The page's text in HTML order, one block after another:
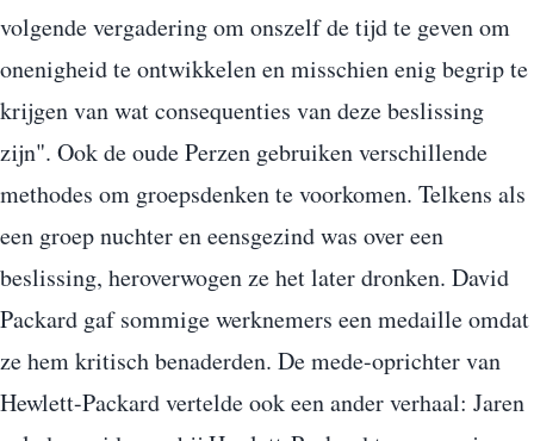
volgende vergadering om onszelf de tijd te geven om
onenigheid te ontwikkelen en misschien enig begrip te
krijgen van wat consequenties van deze beslissing
zijn". Ook de oude Perzen gebruiken verschillende
methodes om groepsdenken te voorkomen. Telkens als
een groep nuchter en eensgezind was over een
beslissing, heroverwogen ze het later dronken. David
Packard gaf sommige werknemers een medaille omdat
ze hem kritisch benaderden. De mede-oprichter van
Hewlett-Packard vertelde ook een ander verhaal: Jaren